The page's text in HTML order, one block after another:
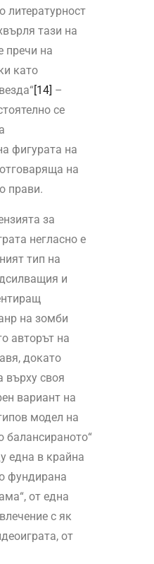
литературност
тази на
пречи на
като
[14] –
се
фигурата на
на
прави.
за
негласно е
тип на
и
на зомби
авторът на
докато
върху своя
вариант на
модел на
балансираното“
една в крайна
фундирана
от една
с як
от